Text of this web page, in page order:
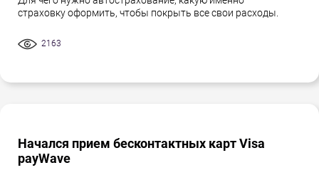
страховку оформить, чтобы покрыть все свои расходы.
2163
Начался прием бесконтактных карт Visa
payWave